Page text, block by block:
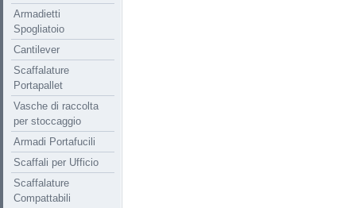
Armadietti
Spogliatoio
Cantilever
Scaffalature
Portapallet
Vasche di raccolta
per stoccaggio
Armadi Portafucili
Scaffali per Ufficio
Scaffalature
Compattabili